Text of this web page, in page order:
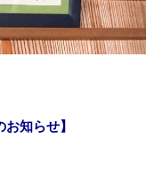
知らせ】